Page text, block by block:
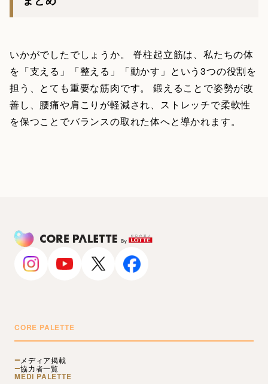
いかがでしたでしょうか。 脊柱起立筋は、私たちの体
を「支える」「整える」「動かす」という3つの役割を
担う、とても重要な筋肉です。 鍛えることで姿勢が改
善し、腰痛や肩こりが軽減され、ストレッチで柔軟性
を保つことでバランスの取れた体へと導かれます。
CORE PALETTE
メディア掲載
協力者一覧
MEDI PALETTE